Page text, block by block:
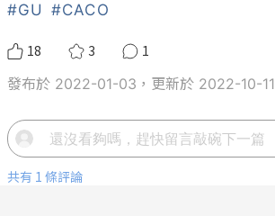
#GU #CACO
18 3
1
發布於 2022-01-03，更新於 2022-10-11
共有 1 條評論